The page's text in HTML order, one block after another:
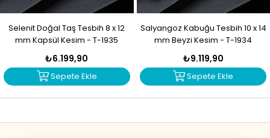
Selenit Doğal Taş Tesbih 8 x 12
mm Kapsül Kesim - T-1935
₺6.199,90
Sepete Ekle
Salyangoz Kabuğu Tesbih 10 x 14
mm Beyzi Kesim - T-1934
₺9.119,90
Sepete Ekle